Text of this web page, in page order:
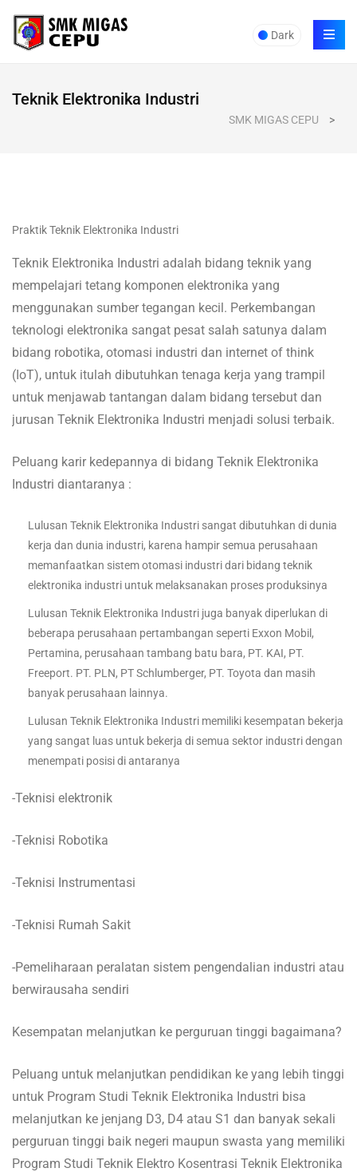
Dark
Teknik Elektronika Industri
SMK MIGAS CEPU >
Praktik Teknik Elektronika Industri
Teknik Elektronika Industri adalah bidang teknik yang
mempelajari tetang komponen elektronika yang
menggunakan sumber tegangan kecil. Perkembangan
teknologi elektronika sangat pesat salah satunya dalam
bidang robotika, otomasi industri dan internet of think
(IoT), untuk itulah dibutuhkan tenaga kerja yang trampil
untuk menjawab tantangan dalam bidang tersebut dan
jurusan Teknik Elektronika Industri menjadi solusi terbaik.
Peluang karir kedepannya di bidang Teknik Elektronika
Industri diantaranya :
Lulusan Teknik Elektronika Industri sangat dibutuhkan di dunia
kerja dan dunia industri, karena hampir semua perusahaan
memanfaatkan sistem otomasi industri dari bidang teknik
elektronika industri untuk melaksanakan proses produksinya
Lulusan Teknik Elektronika Industri juga banyak diperlukan di
beberapa perusahaan pertambangan seperti Exxon Mobil,
Pertamina, perusahaan tambang batu bara, PT. KAI, PT.
Freeport. PT. PLN, PT Schlumberger, PT. Toyota dan masih
banyak perusahaan lainnya.
Lulusan Teknik Elektronika Industri memiliki kesempatan bekerja
yang sangat luas untuk bekerja di semua sektor industri dengan
menempati posisi di antaranya
-Teknisi elektronik
-Teknisi Robotika
-Teknisi Instrumentasi
-Teknisi Rumah Sakit
-Pemeliharaan peralatan sistem pengendalian industri atau
berwirausaha sendiri
Kesempatan melanjutkan ke perguruan tinggi bagaimana?
Peluang untuk melanjutkan pendidikan ke yang lebih tinggi
untuk Program Studi Teknik Elektronika Industri bisa
melanjutkan ke jenjang D3, D4 atau S1 dan banyak sekali
perguruan tinggi baik negeri maupun swasta yang memiliki
Program Studi Teknik Elektro Kosentrasi Teknik Elektronika